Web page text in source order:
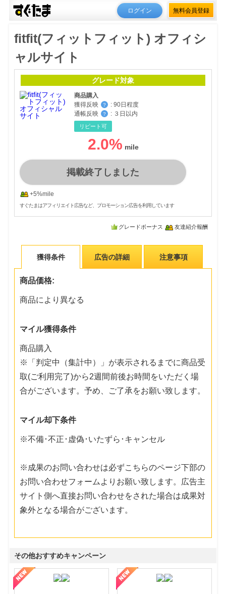
ログイン 無料会員登録
fitfit(フィットフィット) オフィシ
ャルサイト
グレード対象
商品購入
獲得反映
？ : 90日程度
通帳反映
？ : ３日以内
リピート可
2.0%
掲載終了しました
+5%mile
すぐたまはアフィリエイト広告など、プロモーション広告を利用しています
グレードボーナス 友達紹介報酬
獲得条件 広告の詳細 注意事項
商品価格:
商品により異なる
マイル獲得条件
商品購入
※「判定中（集計中）」が表示されるまでに商品受
取(ご利用完了)から2週間前後お時間をいただく場
合がございます。予め、ご了承をお願い致します。
マイル却下条件
※不備･不正･虚偽･いたずら･キャンセル
※成果のお問い合わせは必ずこちらのページ下部の
お問い合わせフォームよりお願い致します。広告主
サイト側へ直接お問い合わせをされた場合は成果対
象外となる場合がございます。
その他おすすめキャンペーン